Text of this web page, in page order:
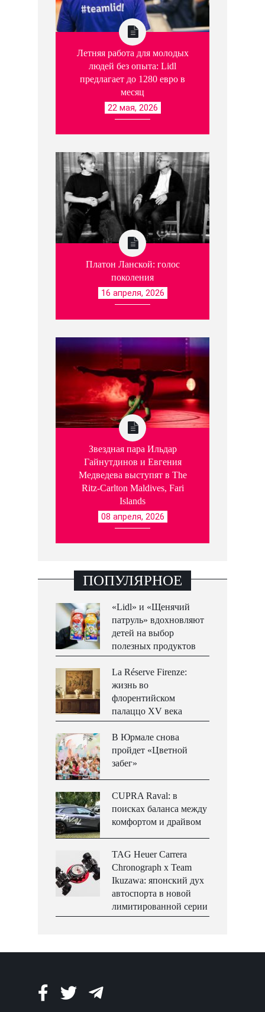
Летняя работа для молодых
людей без опыта: Lidl
предлагает до 1280 евро в
месяц
22 мая, 2026
Платон Ланской: голос
поколения
16 апреля, 2026
Звездная пара Ильдар
Гайнутдинов и Евгения
Медведева выступят в The
Ritz-Carlton Maldives, Fari
Islands
08 апреля, 2026
ПОПУЛЯРНОЕ
«Lidl» и «Щенячий
патруль» вдохновляют
детей на выбор
полезных продуктов
La Réserve Firenze:
жизнь во
флорентийском
палаццо XV века
В Юрмале снова
пройдет «Цветной
забег»
CUPRA Raval: в
поисках баланса между
комфортом и драйвом
TAG Heuer Carrera
Chronograph x Team
Ikuzawa: японский дух
автоспорта в новой
лимитированной серии